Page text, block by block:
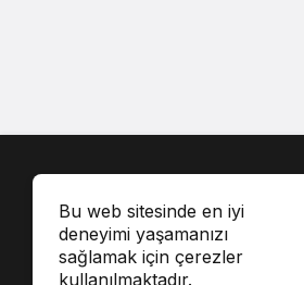
Bu web sitesinde en iyi
deneyimi yaşamanızı
sağlamak için çerezler
kullanılmaktadır.